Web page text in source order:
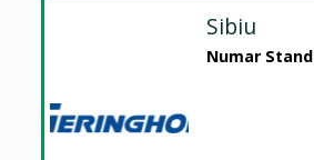
Sibiu
Numar Stand